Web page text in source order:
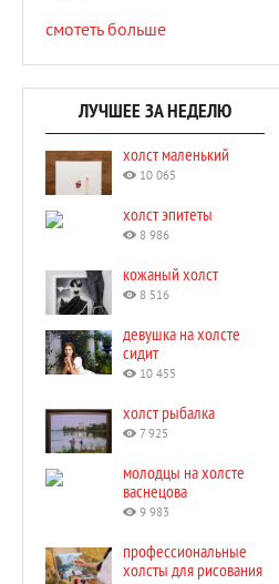
смотеть больше
ЛУЧШЕЕ ЗА НЕДЕЛЮ
холст маленький
10 065
холст эпитеты
8 986
кожаный холст
8 516
девушка на холсте
сидит
10 455
холст рыбалка
7 925
молодцы на холсте
васнецова
9 983
профессиональные
холсты для рисования